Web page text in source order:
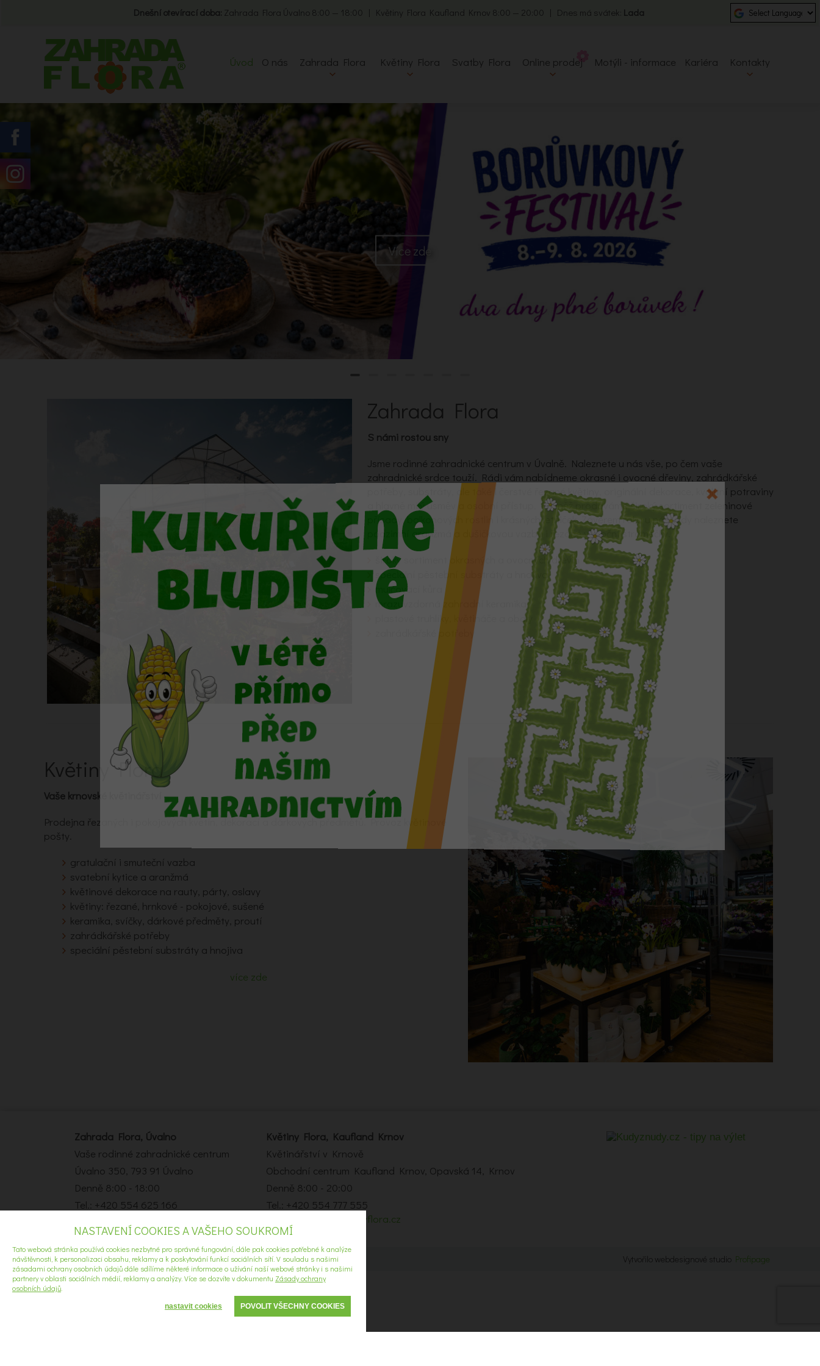
Dnešní otevírací doba: Zahrada Flora Úvalno 8:00 — 18:00 | Květiny Flora Kaufland Krnov 8:00 — 20:00 | Dnes má svátek: Lada
Úvod O nás Zahrada Flora Květiny Flora Svatby Flora Online prodej Motýli - informace Kariéra Kontakty
Více zde
Zahrada Flora
S námi rostou sny
Jsme rodinné zahradnické centrum v Úvalně. Naleznete u nás vše, po čem vaše
zahradnické srdce touží. Rádi vám nabídneme okrasné i ovocné dřeviny, zahrádkářské
potřeby, substráty, ale také i čerstvé řezané květiny, originální dekorace, kvalitní potraviny
a hlavně milý úsměv a osobní přístup. Rovněž prodáváme široký sortiment zeleninové
přísady, balkonových rostlin i krásných letniček. Závěrem roku u nás vždy naleznete
podzimní aranžmá a dušičkovou vazbu i řezané vánoční stromečky.
široký sortiment okrasných a ovocných dřevin
speciální pěstební substráty a hnojiva
mulčovací kůra
mrazuvzdorná zahradní keramika
plastové truhlíky, květináče a obaly
zahrádkářské potřeby
více zde
Květiny Flora
Vaše krnovské květinářství
Prodejna řezaných i pokojových květin, dekorací a dárkových předmětů. Provoz květinové
pošty.
gratulační i smuteční vazba
svatební kytice a aranžmá
květinové dekorace na rauty, párty, oslavy
květiny: řezané, hrnkové - pokojové, sušené
keramika, svíčky, dárkové předměty, proutí
zahrádkářské potřeby
speciální pěstební substráty a hnojiva
více zde
Zahrada Flora, Úvalno
Vaše rodinné zahradnické centrum
Úvalno 350, 793 91 Úvalno
Denně 8:00 - 18:00
Tel.: +420 554 625 166
Květiny Flora, Kaufland Krnov
Květinářství v Krnově
Obchodní centrum Kaufland Krnov, Opavská 14, Krnov
Denně 8:00 - 20:00
Tel.: +420 554 777 555
krnov2@kvetinyflora.cz
©2021 Všechna práva vyhrazena. Vytvořilo webdesignové studio Profipage
NASTAVENÍ COOKIES A VAŠEHO SOUKROMÍ
Tato webová stránka používá cookies nezbytné pro správné fungování, dále pak cookies potřebné k analýze
návštěvnosti, k personalizaci obsahu, reklamy a k poskytování funkcí sociálních sítí. V souladu s našimi
zásadami ochrany osobních údajů dále sdílíme některé informace o užívání naší webové stránky i s našimi
partnery v oblasti sociálních médií, reklamy a analýzy. Více se dozvíte v dokumentu Zásady ochrany
osobních údajů
POVOLIT VŠECHNY COOKIES
nastavit cookies